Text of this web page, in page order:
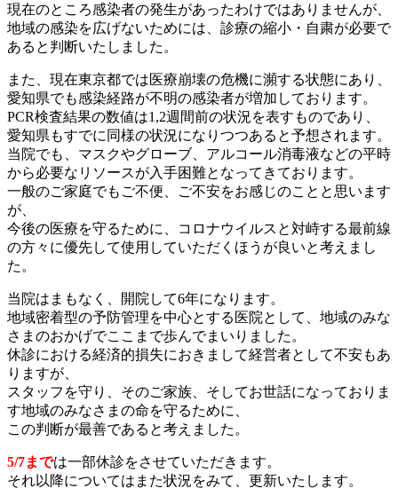
現在のところ感染者の発生があったわけではありませんが、
地域の感染を広げないためには、診療の縮小・自粛が必要で
あると判断いたしました。
また、現在東京都では医療崩壊の危機に瀕する状態にあり、
愛知県でも感染経路が不明の感染者が増加しております。
PCR検査結果の数値は1,2週間前の状況を表すものであり、
愛知県もすでに同様の状況になりつつあると予想されます。
当院でも、マスクやグローブ、アルコール消毒液などの平時
から必要なリソースが入手困難となってきております。
一般のご家庭でもご不便、ご不安をお感じのことと思います
が、
今後の医療を守るために、コロナウイルスと対峙する最前線
の方々に優先して使用していただくほうが良いと考えまし
た。
当院はまもなく、開院して6年になります。
地域密着型の予防管理を中心とする医院として、地域のみな
さまのおかげでここまで歩んでまいりました。
休診における経済的損失におきまして経営者として不安もあ
りますが、
スタッフを守り、そのご家族、そしてお世話になっておりま
す地域のみなさまの命を守るために、
この判断が最善であると考えました。
5/7までは一部休診をさせていただきます。
それ以降についてはまた状況をみて、更新いたします。